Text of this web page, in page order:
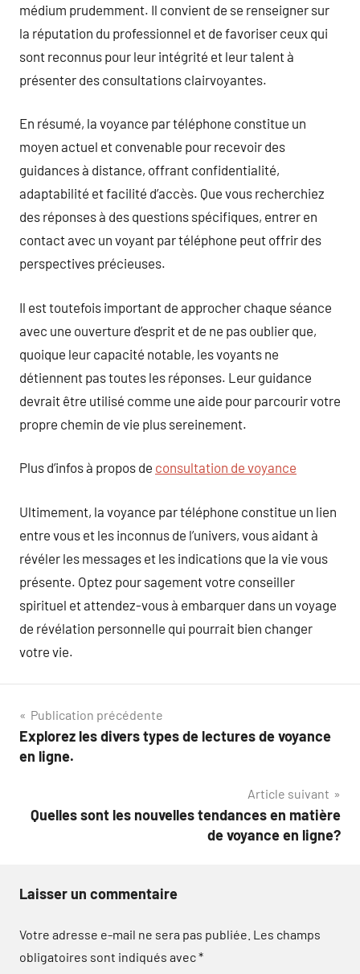
médium prudemment. Il convient de se renseigner sur
la réputation du professionnel et de favoriser ceux qui
sont reconnus pour leur intégrité et leur talent à
présenter des consultations clairvoyantes.
En résumé, la voyance par téléphone constitue un
moyen actuel et convenable pour recevoir des
guidances à distance, offrant confidentialité,
adaptabilité et facilité d’accès. Que vous recherchiez
des réponses à des questions spécifiques, entrer en
contact avec un voyant par téléphone peut offrir des
perspectives précieuses.
Il est toutefois important de approcher chaque séance
avec une ouverture d’esprit et de ne pas oublier que,
quoique leur capacité notable, les voyants ne
détiennent pas toutes les réponses. Leur guidance
devrait être utilisé comme une aide pour parcourir votre
propre chemin de vie plus sereinement.
Plus d’infos à propos de consultation de voyance
Ultimement, la voyance par téléphone constitue un lien
entre vous et les inconnus de l’univers, vous aidant à
révéler les messages et les indications que la vie vous
présente. Optez pour sagement votre conseiller
spirituel et attendez-vous à embarquer dans un voyage
de révélation personnelle qui pourrait bien changer
votre vie.
Navigation
de
Publication précédente
Explorez les divers types de lectures de voyance
en ligne.
Article suivant
Quelles sont les nouvelles tendances en matière
de voyance en ligne?
Laisser un commentaire
Votre adresse e-mail ne sera pas publiée. Les champs
obligatoires sont indiqués avec*